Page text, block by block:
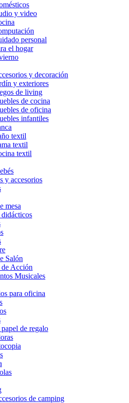
y video
personal
el hogar
y decoración
y exteriores
de living
de cocina
de oficina
infantiles
textil
textil
textil
y accesorios
mesa
didácticos
Salón
de Acción
Musicales
para oficina
de regalo
de camping